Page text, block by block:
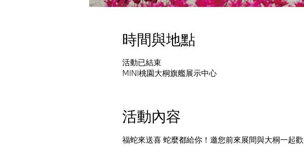
時間與地點
活動已結束
MINI桃園大桐旗艦展示中心
活動內容
福蛇來送喜 蛇麼都給你！邀您前來展間與大桐一起歡